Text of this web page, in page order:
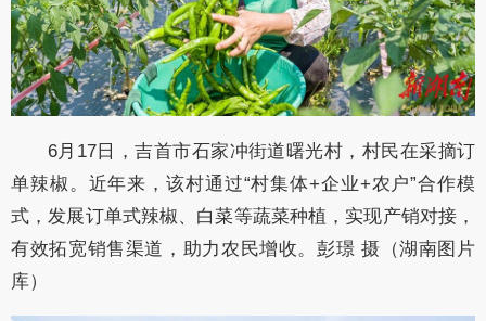
6月17日，吉首市石家冲街道曙光村，村民在采摘订
单辣椒。近年来，该村通过“村集体+企业+农户”合作模
式，发展订单式辣椒、白菜等蔬菜种植，实现产销对接，
有效拓宽销售渠道，助力农民增收。彭璟 摄（湖南图片
库）